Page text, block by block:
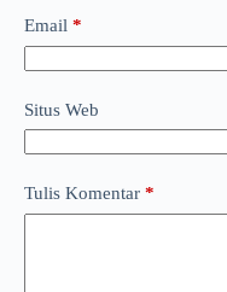
Email *
Situs Web
Tulis Komentar *